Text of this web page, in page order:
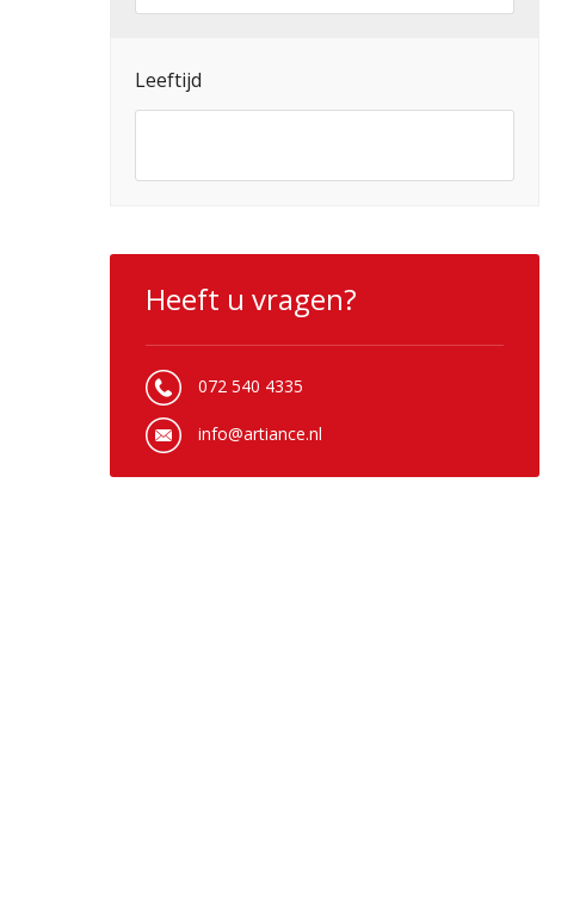
Leeftijd
Heeft u vragen?
072 540 4335
info@artiance.nl